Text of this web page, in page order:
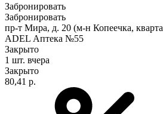
Забронировать
Забронировать
пр-т Мира, д. 20 (м-н Копеечка,
ADEL Аптека №55
Закрыто
1 шт. вчера
Закрыто
80,41 р.